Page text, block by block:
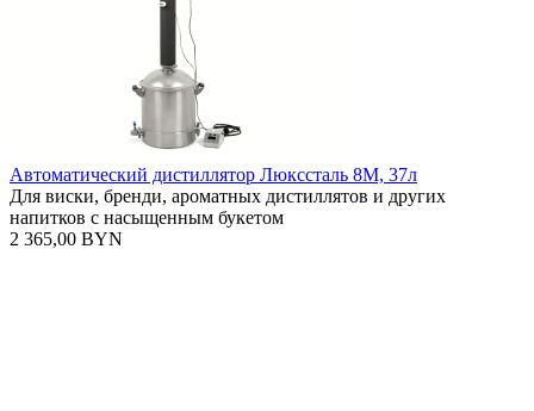
Автоматический дистиллятор Люкссталь 8М, 37л
Для виски, бренди, ароматных дистиллятов и других
напитков с насыщенным букетом
2 365,00 BYN